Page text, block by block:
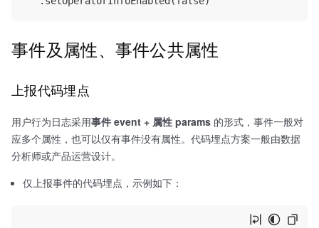
事件及属性、事件公共属性
上报代码埋点
用户行为日志采用事件 event + 属性 params 的形式，事件一般对
应多个属性，也可以仅有事件没有属性。代码埋点方案一般由数据
分析师或产品运营设计。
仅上报事件的代码埋点，示例如下：